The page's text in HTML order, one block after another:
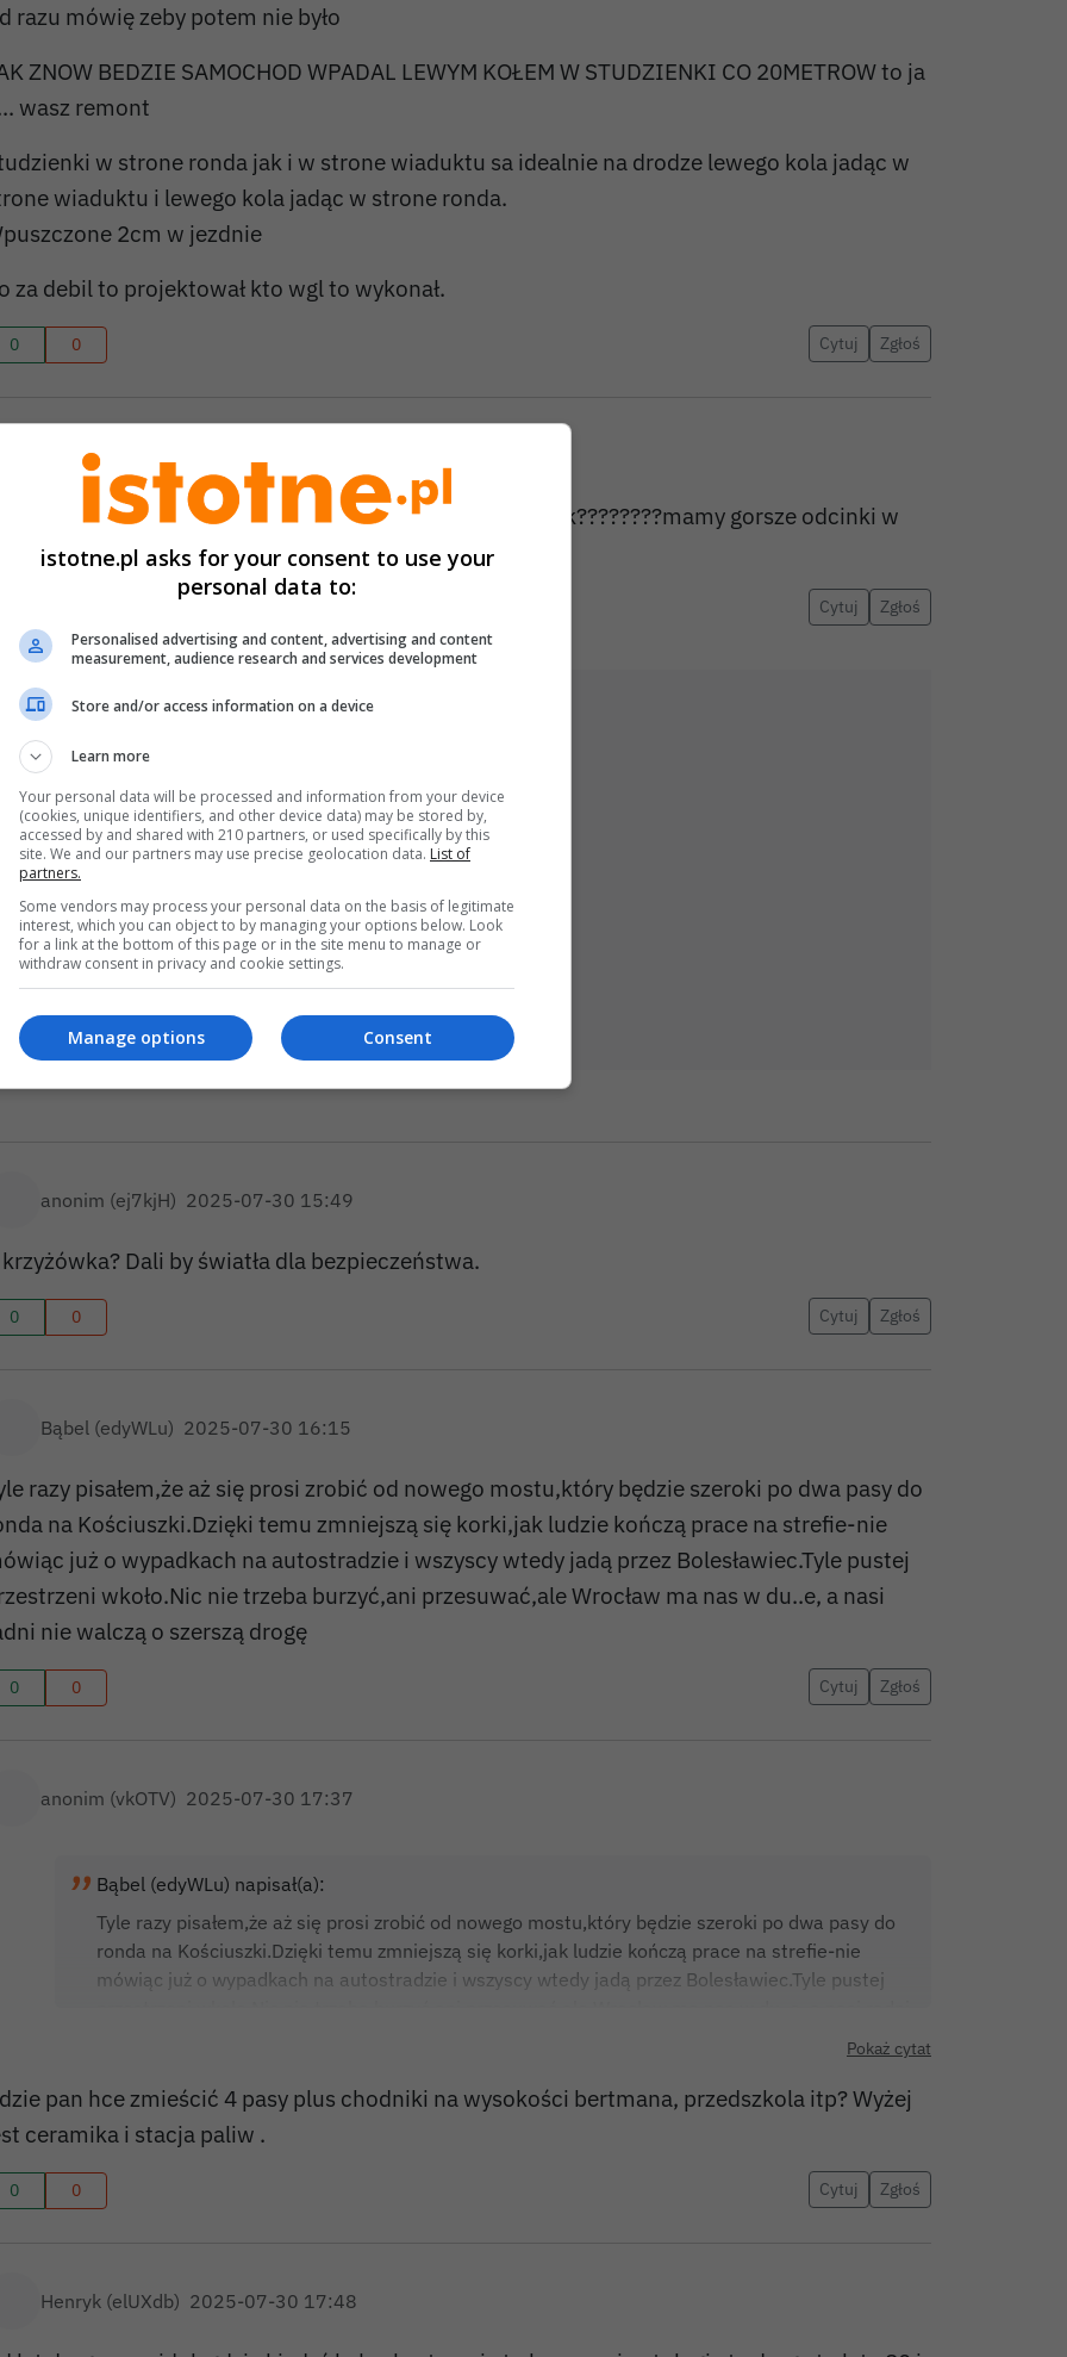
razu mówię zeby potem nie było
ZNOW BEDZIE SAMOCHOD WPADAL LEWYM KOŁEM W STUDZIENKI CO 20METROW to ja
wasz remont
w strone ronda jak i w strone wiaduktu sa idealnie na drodze lewego kola jadąc w
wiaduktu i lewego kola jadąc w strone ronda.
2cm w jezdnie
za debil to projektował kto wgl to wykonał.
0 0 Cytuj Zgłoś
anonim (ej7kwf)
800m drogi do remontu no szał....a co z nią jest nie tak????????mamy gorsze odcinki w
i poza nim
Cytuj Zgłoś
anonim (ej7kjH) 2025-07-30 15:49
Dali by światła dla bezpieczeństwa.
0 0 Cytuj Zgłoś
Bąbel (edyWLu) 2025-07-30 16:15
razy pisałem,że aż się prosi zrobić od nowego mostu,który będzie szeroki po dwa pasy do
na Kościuszki.Dzięki temu zmniejszą się korki,jak ludzie kończą prace na strefie-nie
już o wypadkach na autostradzie i wszyscy wtedy jadą przez Bolesławiec.Tyle pustej
wkoło.Nic nie trzeba burzyć,ani przesuwać,ale Wrocław ma nas w du..e, a nasi
nie walczą o szerszą drogę
0 0 Cytuj Zgłoś
anonim (vkOTV) 2025-07-30 17:37
Bąbel (edyWLu) napisał(a):
Tyle razy pisałem,że aż się prosi zrobić od nowego mostu,który będzie szeroki po dwa pasy do
ronda na Kościuszki.Dzięki temu zmniejszą się korki,jak ludzie kończą prace na strefie-nie
mówiąc już o wypadkach na autostradzie i wszyscy wtedy jadą przez Bolesławiec.Tyle pustej
Pokaż cytat
pan hce zmieścić 4 pasy plus chodniki na wysokości bertmana, przedszkola itp? Wyżej
ceramika i stacja paliw .
0 0 Cytuj Zgłoś
Henryk (elUXdb) 2025-07-30 17:48
istotne.pl asks for your consent to use your
personal data to:
Personalised advertising and content, advertising and content
measurement, audience research and services development
Store and/or access information on a device
Learn more
Your personal data will be processed and information from your device
(cookies, unique identifiers, and other device data) may be stored by,
accessed by and shared with 210 partners, or used specifically by this
site. We and our partners may use precise geolocation data. List of
partners.
Some vendors may process your personal data on the basis of legitimate
interest, which you can object to by managing your options below. Look
for a link at the bottom of this page or in the site menu to manage or
withdraw consent in privacy and cookie settings.
Consent
Manage options